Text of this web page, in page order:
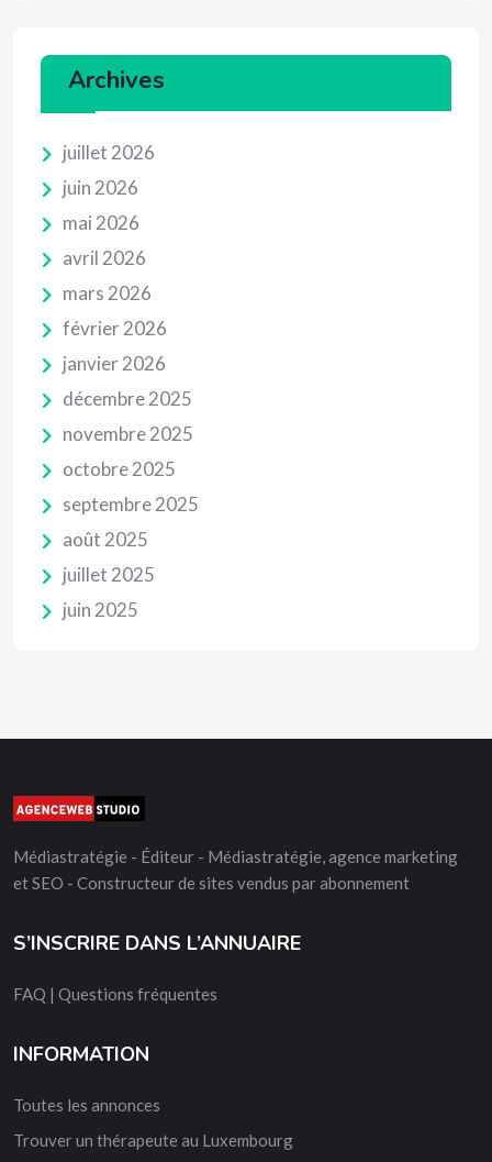
Archives
juillet 2026
juin 2026
mai 2026
avril 2026
mars 2026
février 2026
janvier 2026
décembre 2025
novembre 2025
octobre 2025
septembre 2025
août 2025
juillet 2025
juin 2025
Médiastratégie - Éditeur - Médiastratégie, agence marketing
et SEO - Constructeur de sites vendus par abonnement
S’INSCRIRE DANS L’ANNUAIRE
FAQ | Questions fréquentes
INFORMATION
Toutes les annonces
Trouver un thérapeute au Luxembourg